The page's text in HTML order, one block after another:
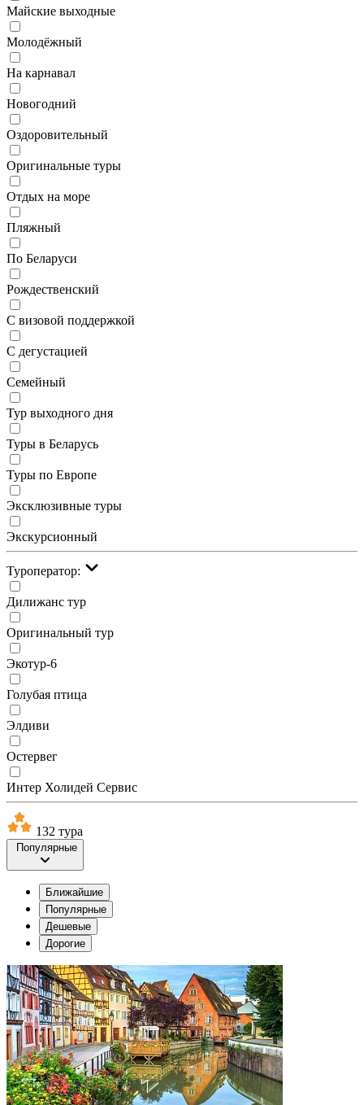
Майские выходные
Молодёжный
На карнавал
Новогодний
Оздоровительный
Оригинальные туры
Отдых на море
Пляжный
По Беларуси
Рождественский
С визовой поддержкой
С дегустацией
Семейный
Тур выходного дня
Туры в Беларусь
Туры по Европе
Эксклюзивные туры
Экскурсионный
Туроператор:
Дилижанс тур
Оригинальный тур
Экотур-6
Голубая птица
Элдиви
Остервег
Интер Холидей Сервис
132 тура
Популярные
Ближайшие
Популярные
Дешевые
Дорогие